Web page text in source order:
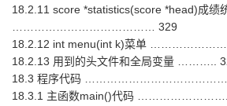
18.2.11 score *statistics(score *head)成绩
………………………………… 329
18.2.12 int menu(int k)菜单
18.2.13 用到的头文件和全局变量 ………..
18.3 程序代码
18.3.1 主函数main()代码 …………………….